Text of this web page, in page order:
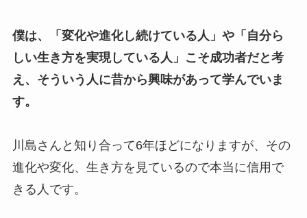
僕は、「変化や進化し続けている人」や「自分ら
しい生き方を実現している人」こそ成功者だと考
え、そういう人に昔から興味があって学んでいま
す。
川島さんと知り合って6年ほどになりますが、その
進化や変化、生き方を見ているので本当に信用で
きる人です。